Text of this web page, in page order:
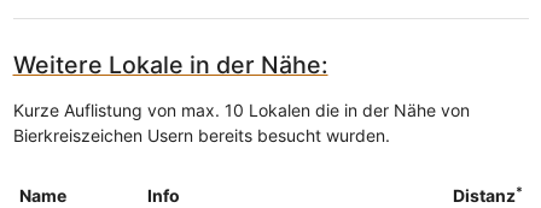
Weitere Lokale in der Nähe:
Kurze Auflistung von max. 10 Lokalen die in der Nähe von
Bierkreiszeichen Usern bereits besucht wurden.
Name Info Distanz*